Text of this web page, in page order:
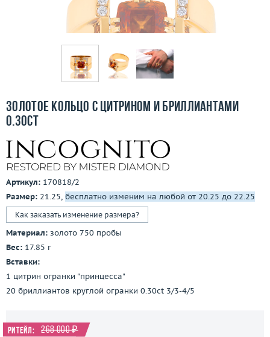
Бесплатная доставка
Покупка и оплата
Контакты
3D-тур по шоуруму
Золотое кольцо с цитрином и бриллиантами
0.30ct
Артикул: 170818/2
Размер: 21.25, бесплатно изменим на любой от 20.25 до 22.25
Как заказать изменение размера?
Материал: золото 750 пробы
Вес: 17.85 г
Вставки:
1 цитрин огранки "принцесса"
20 бриллиантов круглой огранки 0.30ct 3/3-4/5
Ритейл: 268 000 ₽